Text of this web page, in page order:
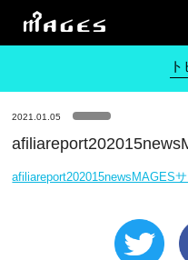
2021.01.05
afiliareport202015newsMAGES